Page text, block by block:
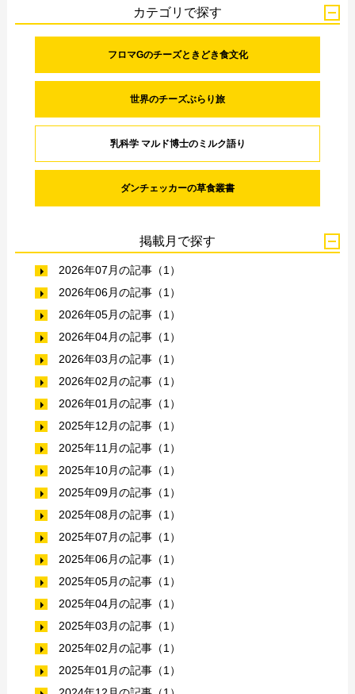
カテゴリで探す
フロマGのチーズときどき食文化
世界のチーズぶらり旅
乳科学 マルド博士のミルク語り
ダンチェッカーの草食叢書
掲載月で探す
2026年07月の記事（1）
2026年06月の記事（1）
2026年05月の記事（1）
2026年04月の記事（1）
2026年03月の記事（1）
2026年02月の記事（1）
2026年01月の記事（1）
2025年12月の記事（1）
2025年11月の記事（1）
2025年10月の記事（1）
2025年09月の記事（1）
2025年08月の記事（1）
2025年07月の記事（1）
2025年06月の記事（1）
2025年05月の記事（1）
2025年04月の記事（1）
2025年03月の記事（1）
2025年02月の記事（1）
2025年01月の記事（1）